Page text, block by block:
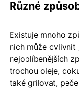
Různé
Existuje mnoho
nich může ovlivnit
nejoblíbenějších
trochou oleje,
také grilovat,